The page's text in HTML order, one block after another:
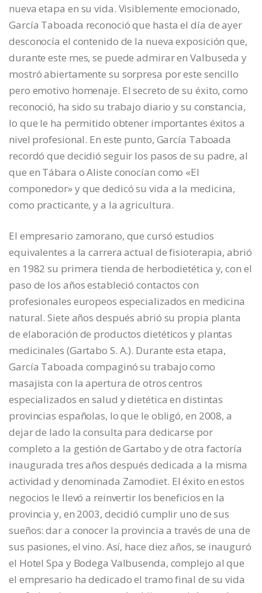
nueva etapa en su vida. Visiblemente emocionado,
García Taboada reconoció que hasta el día de ayer
desconocía el contenido de la nueva exposición que,
durante este mes, se puede admirar en Valbuseda y
mostró abiertamente su sorpresa por este sencillo
pero emotivo homenaje. El secreto de su éxito, como
reconoció, ha sido su trabajo diario y su constancia,
lo que le ha permitido obtener importantes éxitos a
nivel profesional. En este punto, García Taboada
recordó que decidió seguir los pasos de su padre, al
que en Tábara o Aliste conocían como «El
componedor» y que dedicó su vida a la medicina,
como practicante, y a la agricultura.
El empresario zamorano, que cursó estudios
equivalentes a la carrera actual de fisioterapia, abrió
en 1982 su primera tienda de herbodietética y, con el
paso de los años estableció contactos con
profesionales europeos especializados en medicina
natural. Siete años después abrió su propia planta
de elaboración de productos dietéticos y plantas
medicinales (Gartabo S. A.). Durante esta etapa,
García Taboada compaginó su trabajo como
masajista con la apertura de otros centros
especializados en salud y dietética en distintas
provincias españolas, lo que le obligó, en 2008, a
dejar de lado la consulta para dedicarse por
completo a la gestión de Gartabo y de otra factoría
inaugurada tres años después dedicada a la misma
actividad y denominada Zamodiet. El éxito en estos
negocios le llevó a reinvertir los beneficios en la
provincia y, en 2003, decidió cumplir uno de sus
sueños: dar a conocer la provincia a través de una de
sus pasiones, el vino. Así, hace diez años, se inauguró
el Hotel Spa y Bodega Valbusenda, complejo al que
el empresario ha dedicado el tramo final de su vida